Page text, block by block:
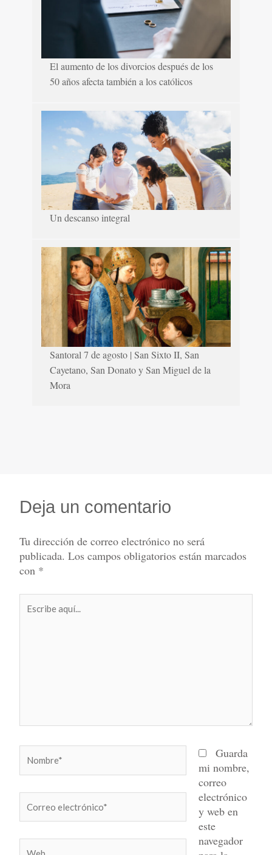
El aumento de los divorcios después de los
50 años afecta también a los católicos
Un descanso integral
Santoral 7 de agosto | San Sixto II, San
Cayetano, San Donato y San Miguel de la
Mora
Deja un comentario
Tu dirección de correo electrónico no será
publicada. Los campos obligatorios están marcados
con *
aquí...
electrónico*
Guarda
mi nombre,
correo
electrónico
y web en
este
navegador